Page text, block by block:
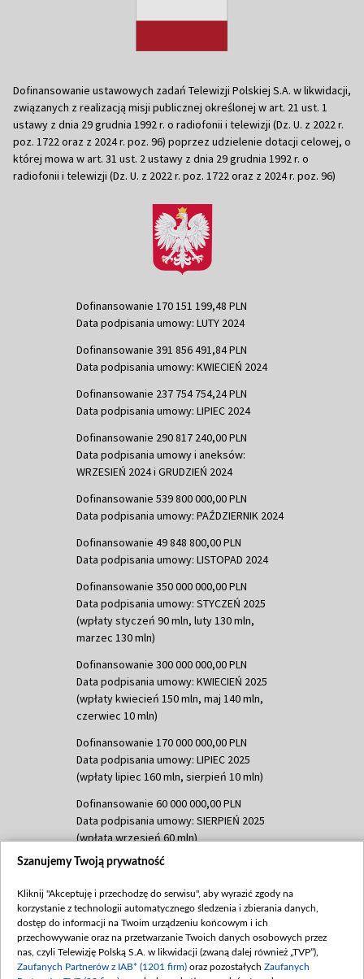
Dofinansowanie ustawowych zadań Telewizji Polskiej S.A. w likwidacji,
związanych z realizacją misji publicznej określonej w art. 21 ust. 1
ustawy z dnia 29 grudnia 1992 r. o radiofonii i telewizji (Dz. U. z 2022 r.
poz. 1722 oraz z 2024 r. poz. 96) poprzez udzielenie dotacji celowej, o
której mowa w art. 31 ust. 2 ustawy z dnia 29 grudnia 1992 r. o
radiofonii i telewizji (Dz. U. z 2022 r. poz. 1722 oraz z 2024 r. poz. 96)
Dofinansowanie 170 151 199,48 PLN
Data podpisania umowy: LUTY 2024
Dofinansowanie 391 856 491,84 PLN
Data podpisania umowy: KWIECIEŃ 2024
Dofinansowanie 237 754 754,24 PLN
Data podpisania umowy: LIPIEC 2024
Dofinansowanie 290 817 240,00 PLN
Data podpisania umowy i aneksów:
WRZESIEŃ 2024 i GRUDZIEŃ 2024
Dofinansowanie 539 800 000,00 PLN
Data podpisania umowy: PAŹDZIERNIK 2024
Dofinansowanie 49 848 800,00 PLN
Data podpisania umowy: LISTOPAD 2024
Dofinansowanie 350 000 000,00 PLN
Data podpisania umowy: STYCZEŃ 2025
(wpłaty styczeń 90 mln, luty 130 mln,
marzec 130 mln)
Dofinansowanie 300 000 000,00 PLN
Data podpisania umowy: KWIECIEŃ 2025
(wpłaty kwiecień 150 mln, maj 140 mln,
czerwiec 10 mln)
Dofinansowanie 170 000 000,00 PLN
Data podpisania umowy: LIPIEC 2025
(wpłaty lipiec 160 mln, sierpień 10 mln)
Dofinansowanie 60 000 000,00 PLN
Data podpisania umowy: SIERPIEŃ 2025
(wpłata wrzesień 60 mln)
Dofinansowanie 635 783 051,21 PLN
(wpłata wrzesień 100 mln, październik 350
mln, listopad 265 mln)
Dofinansowanie 48 862 000,00 PLN
Data podpisania umowy: GRUDZIEŃ 2025
Szanujemy Twoją prywatność
Kliknij "Akceptuję i przechodzę do serwisu", aby wyrazić zgody na
korzystanie z technologii automatycznego śledzenia i zbierania danych,
dostęp do informacji na Twoim urządzeniu końcowym i ich
przechowywanie oraz na przetwarzanie Twoich danych osobowych przez
nas, czyli Telewizję Polską S.A. w likwidacji (zwaną dalej również „TVP”),
Zaufanych Partnerów z IAB* (1201 firm) oraz pozostałych Zaufanych